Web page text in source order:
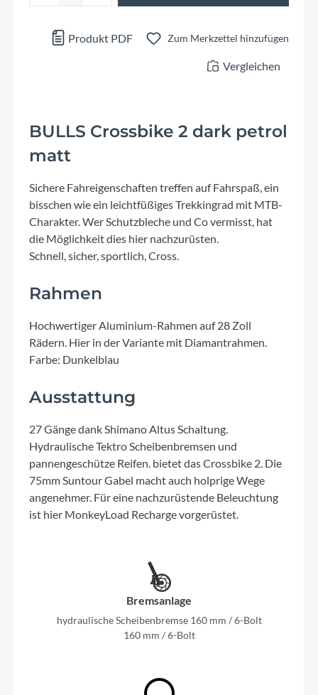
Produkt PDF Zum Merkzettel hinzufügen
Vergleichen
BULLS Crossbike 2 dark petrol
matt
Sichere Fahreigenschaften treffen auf Fahrspaß, ein
bisschen wie ein leichtfüßiges Trekkingrad mit MTB-
Charakter. Wer Schutzbleche und Co vermisst, hat
die Möglichkeit dies hier nachzurüsten.
Schnell, sicher, sportlich, Cross.
Rahmen
Hochwertiger Aluminium-Rahmen auf 28 Zoll
Rädern. Hier in der Variante mit Diamantrahmen.
Farbe: Dunkelblau
Ausstattung
27 Gänge dank Shimano Altus Schaltung.
Hydraulische Tektro Scheibenbremsen und
pannengeschütze Reifen. bietet das Crossbike 2. Die
75mm Suntour Gabel macht auch holprige Wege
angenehmer. Für eine nachzurüstende Beleuchtung
ist hier MonkeyLoad Recharge vorgerüstet.
Bremsanlage
hydraulische Scheibenbremse 160 mm / 6-Bolt
160 mm / 6-Bolt